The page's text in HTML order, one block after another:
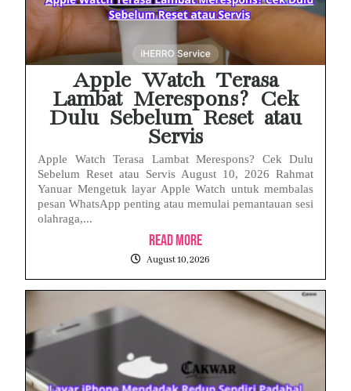
Apple Watch Terasa
Lambat Merespons? Cek
Dulu Sebelum Reset atau
Servis
Apple Watch Terasa Lambat Merespons? Cek Dulu
Sebelum Reset atau Servis August 10, 2026 Rahmat
Yanuar Mengetuk layar Apple Watch untuk membalas
pesan WhatsApp penting atau memulai pemantauan sesi
olahraga,...
Read More
August 10, 2026